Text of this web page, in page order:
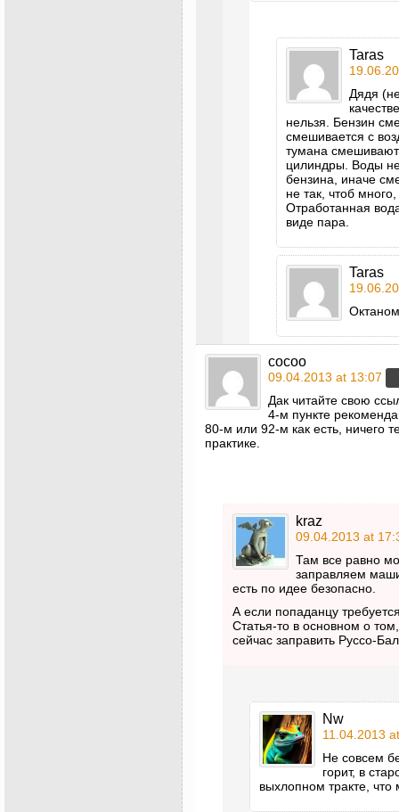
Taras
Дядя
нельзя. Бензин
смешивается с
тумана
цилиндры. Воды не
бензина, иначе
не так, чтоб
Отработанная
виде пара.
Taras
cocoo
09.04.2013 at 13:07
Дак читайте свою
4-м пункте
80-м или 92-м как есть, ничего
практике.
kraz
09.04.2013 at
Там все равно
заправляем
есть по идее безопасно.
А если попаданцу
Статья-то в основном о
сейчас заправить Руссо-
Nw
11.04.2013
Не совсем
горит, в
выхлопном тракте, что